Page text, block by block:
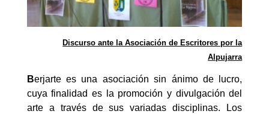
Discurso ante la Asociación de Escritores por la
Alpujarra
Berjarte es una asociación sin ánimo de lucro,
cuya finalidad es la promoción y divulgación del
arte a través de sus variadas disciplinas.
Los